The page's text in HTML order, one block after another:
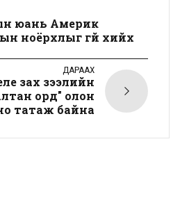
юань Америк
ноёрхлыг үгүй хийх
ДАРААХ
зах зээлийн
орд" олон
татаж байна